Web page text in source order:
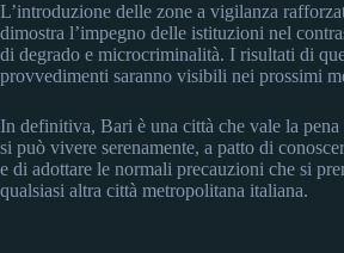
L’introduzione delle zone a vigilanza
dimostra l’impegno delle istituzioni nel
di degrado e microcriminalità. I risultati di
provvedimenti saranno visibili nei prossimi
In definitiva, Bari è una città che vale la
si può vivere serenamente, a patto di
e di adottare le normali precauzioni che si
qualsiasi altra città metropolitana italiana.